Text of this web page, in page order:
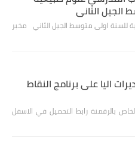
الجيل الثاني
للسنة اولى متوسط الجيل الثاني مخبر
اليا على برنامج النقاط
بالرقمنة رابط التحميل في الاسفل